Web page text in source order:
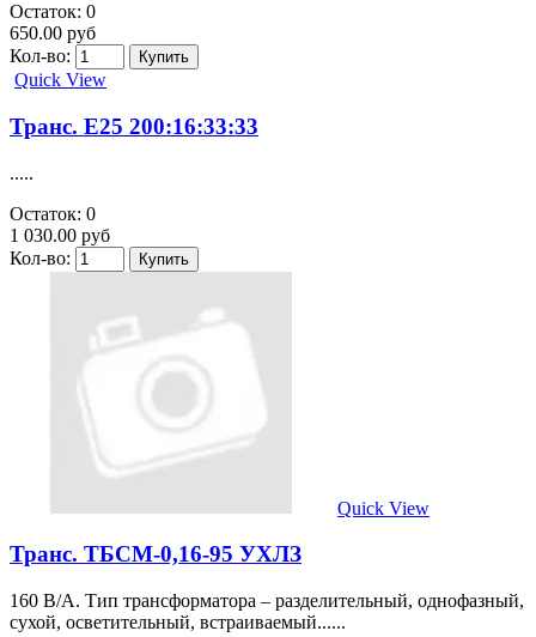
Остаток: 0
650.00 руб
Кол-во:
Quick View
Транс. E25 200:16:33:33
.....
Остаток: 0
1 030.00 руб
Кол-во:
Quick View
Транс. ТБСМ-0,16-95 УХЛЗ
160 В/А. Тип трансформатора – разделительный, однофазный,
сухой, осветительный, встраиваемый......